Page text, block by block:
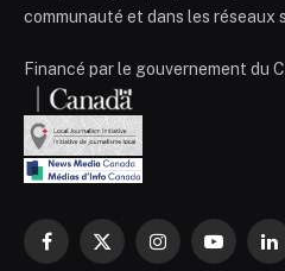
communauté et dans les réseaux
Financé par le gouvernement du
Facebook
X
InstagramYouTube